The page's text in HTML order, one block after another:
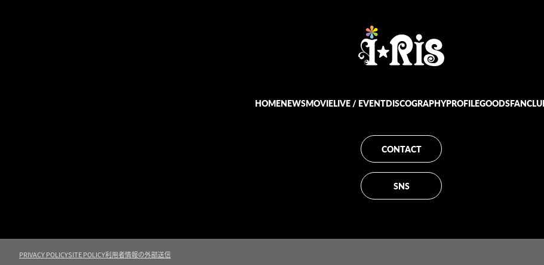
HOMENEWSMOVIELIVE / EVENTDISCOGRAPHYPROFILEGOODS
CONTACT
SNS
PRIVACY POLICYSITE POLICY利用者情報の外部送信